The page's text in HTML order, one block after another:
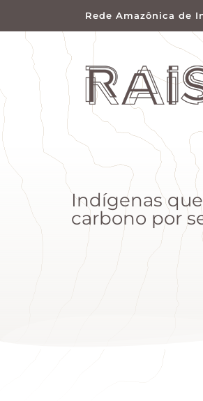
Rede Amazônica de
Indígenas
carbono por